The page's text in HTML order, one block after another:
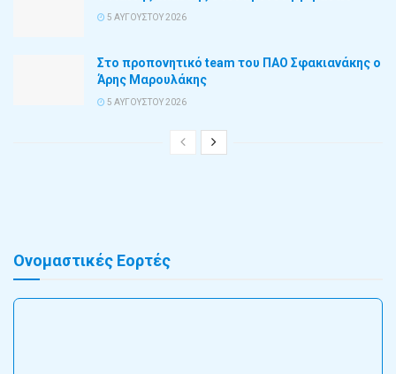
5 ΑΥΓΟΎΣΤΟΥ 2026
Στο προπονητικό team του ΠΑΟ Σφακιανάκης ο
Άρης Μαρουλάκης
5 ΑΥΓΟΎΣΤΟΥ 2026
Ονομαστικές Εορτές